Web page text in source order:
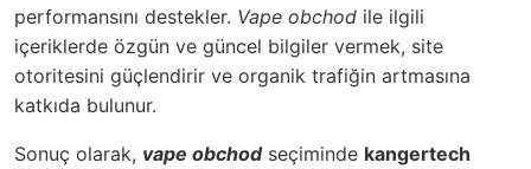
performansını destekler. Vape obchod ile ilgili
içeriklerde özgün ve güncel bilgiler vermek, site
otoritesini güçlendirir ve organik trafiğin artmasına
katkıda bulunur.
Sonuç olarak, vape obchodseçiminde kangertech